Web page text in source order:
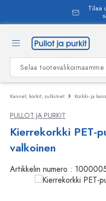
Tilaa
Kannet, korkit, sulkimet Korkki- ja
PULLOT JA PURKIT
Kierrekorkki PET-
valkoinen
Artikkelin numero :